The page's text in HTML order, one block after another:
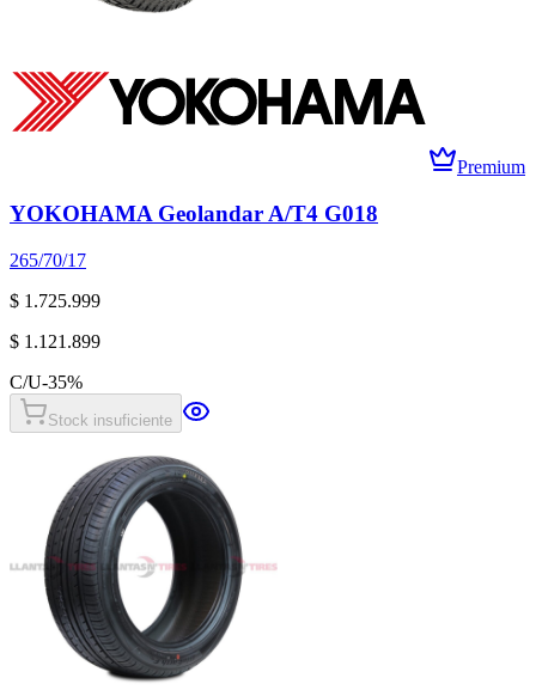
Premium
YOKOHAMA Geolandar A/T4 G018
265/70/17
$ 1.725.999
$ 1.121.899
C/U-35%
Stock insuficiente